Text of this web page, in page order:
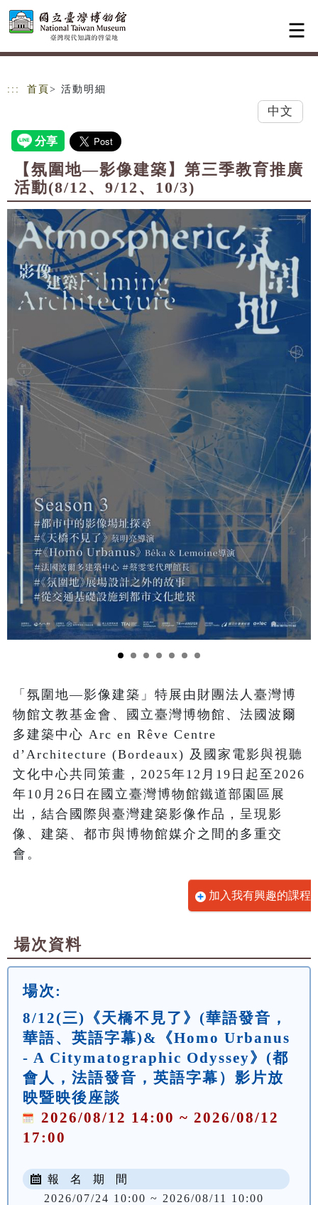
跳到主要內容
網站導覽
::: 首頁 > 活動明細
中文
【氛圍地—影像建築】第三季教育推廣
活動(8/12、9/12、10/3)
「氛圍地—影像建築」特展由財團法人臺灣博
物館文教基金會、國立臺灣博物館、法國波爾
多建築中心 Arc en Rêve Centre
d’Architecture (Bordeaux) 及國家電影與視聽
文化中心共同策畫，2025年12月19日起至2026
年10月26日在國立臺灣博物館鐵道部園區展
出，結合國際與臺灣建築影像作品，呈現影
像、建築、都市與博物館媒介之間的多重交
會。
加入我有興趣的課程
場次資料
場次:
8/12(三)《天橋不見了》(華語發音，
華語、英語字幕)&《Homo Urbanus
- A Citymatographic Odyssey》(都
會人，法語發音，英語字幕）影片放
映暨映後座談
2026/08/12 14:00 ~ 2026/08/12
17:00
報 名 期 間
2026/07/24 10:00 ~ 2026/08/11 10:00